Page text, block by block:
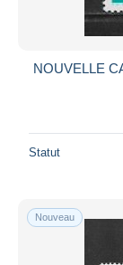
NOUVELLE
Statut
Nouveau